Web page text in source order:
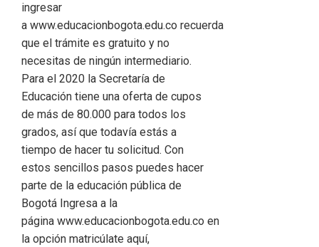
ingresar
a www.educacionbogota.edu.co recuerda
que el trámite es gratuito y no
necesitas de ningún intermediario.
Para el 2020 la Secretaría de
Educación tiene una oferta de cupos
de más de 80.000 para todos los
grados, así que todavía estás a
tiempo de hacer tu solicitud. Con
estos sencillos pasos puedes hacer
parte de la educación pública de
Bogotá Ingresa a la
página www.educacionbogota.edu.co en
la opción matricúlate aquí,